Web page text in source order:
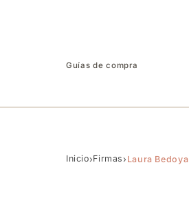
Guías de compra
Inicio›Firmas› Laura Bedoya